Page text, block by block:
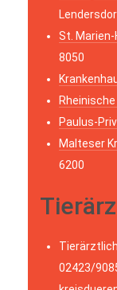
St. Marien-
8050
Paulus-
Malteser
6200
02423/